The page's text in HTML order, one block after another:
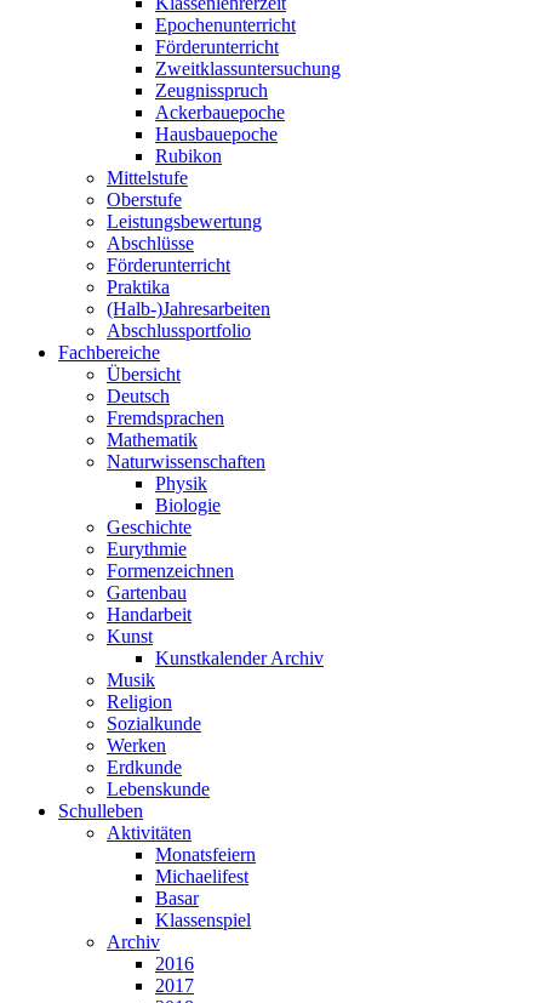
Epochenunterricht
Förderunterricht
Zweitklassuntersuchung
Zeugnisspruch
Ackerbauepoche
Hausbauepoche
Rubikon
Mittelstufe
Oberstufe
Leistungsbewertung
Abschlüsse
Förderunterricht
Praktika
(Halb-)Jahresarbeiten
Abschlussportfolio
Fachbereiche
Übersicht
Deutsch
Fremdsprachen
Mathematik
Naturwissenschaften
Physik
Biologie
Geschichte
Eurythmie
Formenzeichnen
Gartenbau
Handarbeit
Kunst
Kunstkalender Archiv
Musik
Religion
Sozialkunde
Werken
Erdkunde
Lebenskunde
Schulleben
Aktivitäten
Monatsfeiern
Michaelifest
Basar
Klassenspiel
Archiv
2016
2017